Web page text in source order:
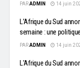
PARADMIN 14 juin
L’Afrique du Sud
semaine : une
PARADMIN 14 juin
L'Afrique du Sud